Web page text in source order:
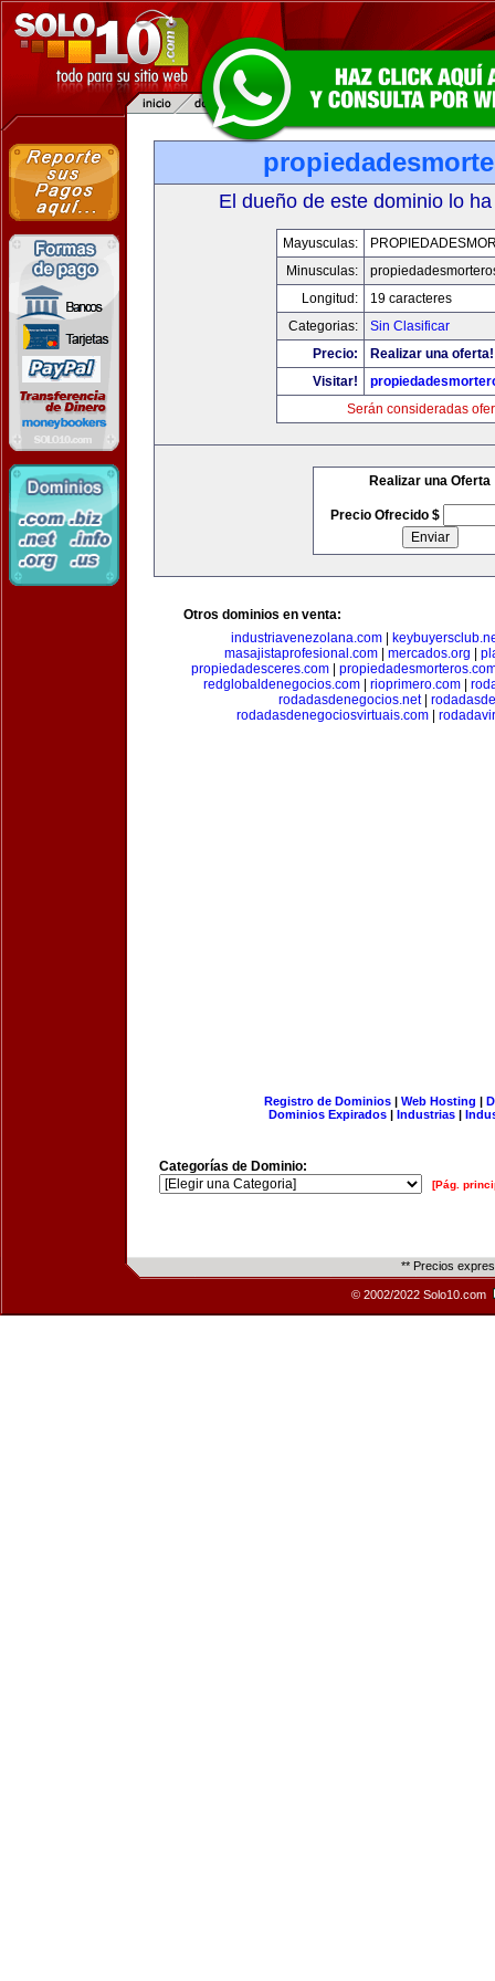
El dueño de este dominio lo
Mayusculas:
Minusculas:
Longitud:
19 caracteres
Categorias:
Sin Clasificar
Precio:
Realizar una oferta!
Visitar!
Serán consideradas
Realizar una Oferta
Precio Ofrecido $
Otros dominios en venta:
industriavenezolana.com
masajistaprofesional.com
mercados.org
propiedadesceres.com|
redglobaldenegocios.com
rioprimero.com
rodadasdenegocios.net|
rodadasdenegociosvirtuais.com|
Registro de Dominios| Web Hosting |
Dominios Expirados | Industrias |
Categorías de Dominio:
[Pág.
** Precios
© 2002/2022 Solo10.com